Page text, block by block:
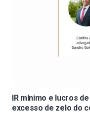
IR mínimo e lucros
excesso de zelo do